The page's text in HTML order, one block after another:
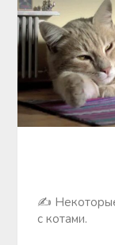
✍
с котами.